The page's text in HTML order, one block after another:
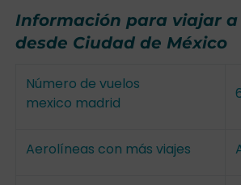
Información para viajar
desde Ciudad de México
Número de vuelos
mexico madrid
Aerolíneas con más viajes